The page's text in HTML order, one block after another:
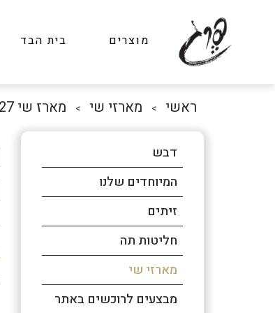
מוצרים בית הבד
ראשי > מארזי שי > מארז שי 27- מארז עץ עם תבלינים ושמן זית
דבש
המיוחדים שלנו
זיתים
חליטות תה
מארזי שי
מבצעים לרוכשים באתר